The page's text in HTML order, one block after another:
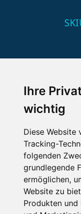
Ihre
wichtig
Diese Website
Tracking-
folgenden
grundlegende
ermöglichen,
Website zu
Produkten und
Die
Muss für alle